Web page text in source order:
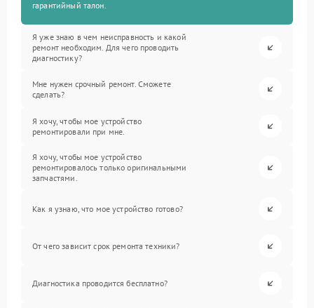
гарантийный талон.
Я уже знаю в чем неисправность и какой
ремонт необходим. Для чего проводить
диагностику?
Мне нужен срочный ремонт. Сможете
сделать?
Я хочу, чтобы мое устройство
ремонтировали при мне.
Я хочу, чтобы мое устройство
ремонтировалось только оригинальными
запчастями.
Как я узнаю, что мое устройство готово?
От чего зависит срок ремонта техники?
Диагностика проводится бесплатно?